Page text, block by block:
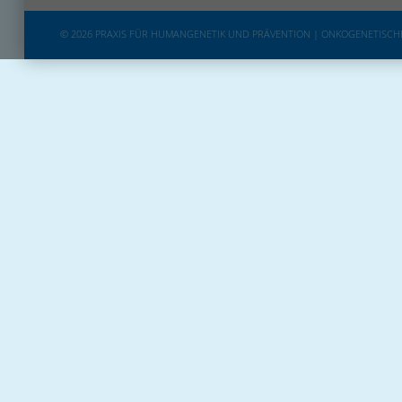
© 2026 PRAXIS FÜR HUMANGENETIK UND PRÄVENTION |